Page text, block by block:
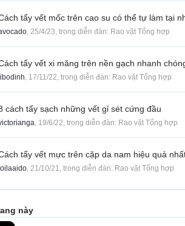
tẩy vết mốc trên cao su có thể tự làm tại
, 25/4/23, trong diễn đàn: Rao vặt Tổng hợp
tẩy vết xi măng trên nền gạch nhanh
, 17/11/22, trong diễn đàn: Rao vặt Tổng hợp
cách tẩy sạch những vết gỉ sét cứng đầu
, 19/6/22, trong diễn đàn: Rao vặt Tổng hợp
tẩy vết mực trên cặp da nam hiệu quả
, 21/10/21, trong diễn đàn: Rao vặt Tổng hợp
này